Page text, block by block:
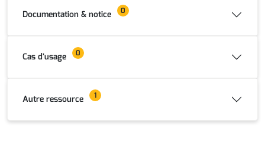
Documentation & notice 0
Cas d'usage 0
Autre ressource 1